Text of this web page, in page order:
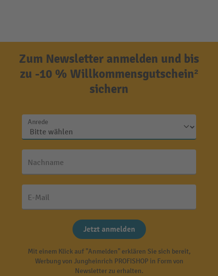
Zum Newsletter anmelden und bis
zu -10 % Willkommensgutschein²
sichern
Anrede
Nachname
E-Mail
Jetzt anmelden
Mit einem Klick auf "Anmelden" erklären Sie sich bereit,
Werbung von Jungheinrich PROFISHOP in Form von
Newsletter zu erhalten.